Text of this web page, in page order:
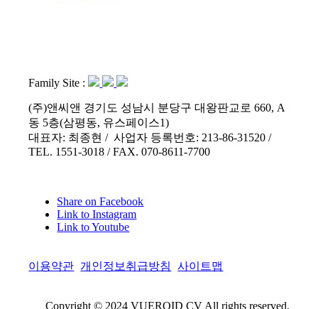
Family Site :
(주)앤씨앤 경기도 성남시 분당구 대왕판교로 660, A
동 5층(삼평동, 유스페이스1)
대표자: 최종현 / 사업자 등록번호: 213-86-31520 /
TEL. 1551-3018 / FAX. 070-8611-7700
Share on Facebook
Link to Instagram
Link to Youtube
이용약관 개인정보취급방침 사이트맵
Copyright © 2024 VUEROID CV All rights reserved.